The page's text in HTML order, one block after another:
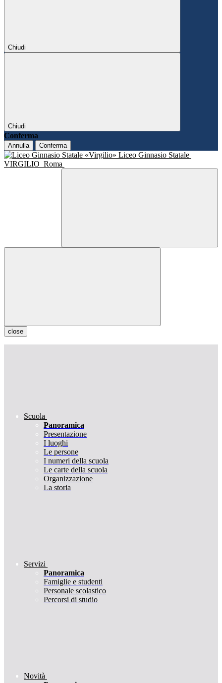
Chiudi
Chiudi
Conferma
Annulla Conferma
Liceo Ginnasio Statale
VIRGILIO Roma
close
Scuola
Panoramica
Presentazione
I luoghi
Le persone
I numeri della scuola
Le carte della scuola
Organizzazione
La storia
Servizi
Panoramica
Famiglie e studenti
Personale scolastico
Percorsi di studio
Novità